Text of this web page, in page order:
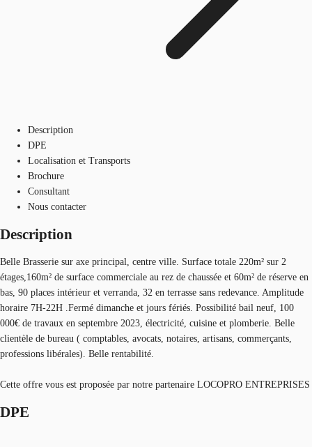
Description
DPE
Localisation et Transports
Brochure
Consultant
Nous contacter
Description
Belle Brasserie sur axe principal, centre ville. Surface totale 220m² sur 2
étages,160m² de surface commerciale au rez de chaussée et 60m² de réserve en
bas, 90 places intérieur et verranda, 32 en terrasse sans redevance. Amplitude
horaire 7H-22H .Fermé dimanche et jours fériés. Possibilité bail neuf, 100
000€ de travaux en septembre 2023, électricité, cuisine et plomberie. Belle
clientèle de bureau ( comptables, avocats, notaires, artisans, commerçants,
professions libérales). Belle rentabilité.
Cette offre vous est proposée par notre partenaire LOCOPRO ENTREPRISES
DPE